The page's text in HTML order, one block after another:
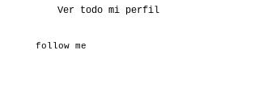
Ver todo mi perfil
follow me